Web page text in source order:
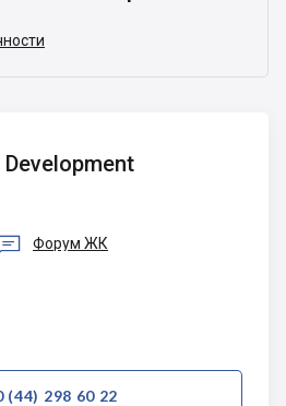
Development
Форум ЖК
(44) 298 60 22